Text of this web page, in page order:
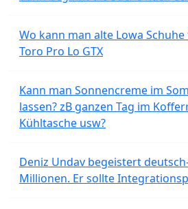
Wo kann man alte Lowa Schuhe
Toro Pro Lo GTX
Kann man Sonnencreme im
lassen? zB ganzen Tag im
Kühltasche usw?
Deniz Undav begeistert
Millionen. Er sollte